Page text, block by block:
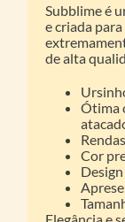
Subblime é
e criada
de alta
Ótima
Cor